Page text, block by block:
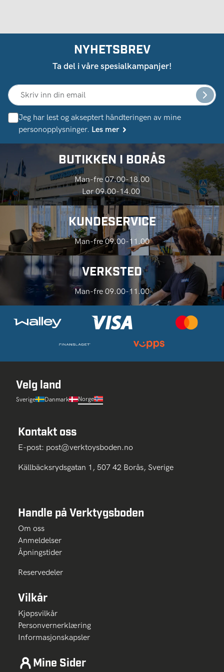
NYHETSBREV
Ta del i våre spesialkampanjer!
Jeg har lest og akseptert håndteringen av mine
personopplysninger. Les mer
BUTIKKEN I BORÅS
Man-fre 07.00-18.00
Lør 09.00-14.00
KUNDESERVICE
Man-fre 09.00-11.00
VERKSTED
Man-fre 09.00-11.00
Velg land
Sverige Danmark Norge
Kontakt oss
E-post: post@verktoysboden.no
Källbäcksrydsgatan 1, 507 42 Borås, Sverige
Handle på Verktygsboden
Om oss
Anmeldelser
Åpningstider
Reservedeler
Vilkår
Kjøpsvilkår
Personvernerklæring
Informasjonskapsler
Mine Sider